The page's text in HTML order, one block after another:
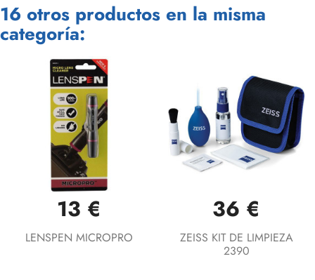
16 otros productos en la misma
categoría:
13 €
LENSPEN MICROPRO
36 €
ZEISS KIT DE LIMPIEZA
2390